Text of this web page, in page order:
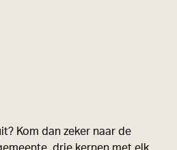
Kom dan zeker naar de